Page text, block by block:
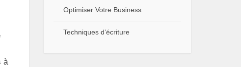
à
Optimiser Votre Business
Techniques d’écriture